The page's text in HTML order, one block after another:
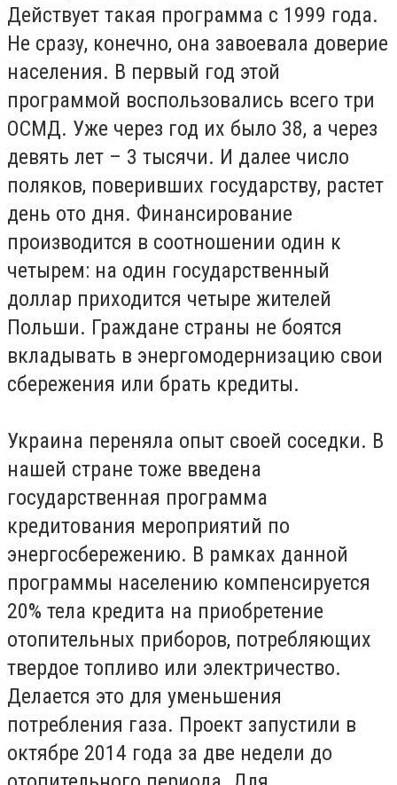
Действует такая программа с 1999 года.
Не сразу, конечно, она завоевала доверие
населения. В первый год этой
программой воспользовались всего три
ОСМД. Уже через год их было 38, а через
девять лет – 3 тысячи. И далее число
поляков, поверивших государству, растет
день ото дня. Финансирование
производится в соотношении один к
четырем: на один государственный
доллар приходится четыре жителей
Польши. Граждане страны не боятся
вкладывать в энергомодернизацию свои
сбережения или брать кредиты.
Украина переняла опыт своей соседки. В
нашей стране тоже введена
государственная программа
кредитования мероприятий по
энергосбережению. В рамках данной
программы населению компенсируется
20% тела кредита на приобретение
отопительных приборов, потребляющих
твердое топливо или электричество.
Делается это для уменьшения
потребления газа. Проект запустили в
октябре 2014 года за две недели до